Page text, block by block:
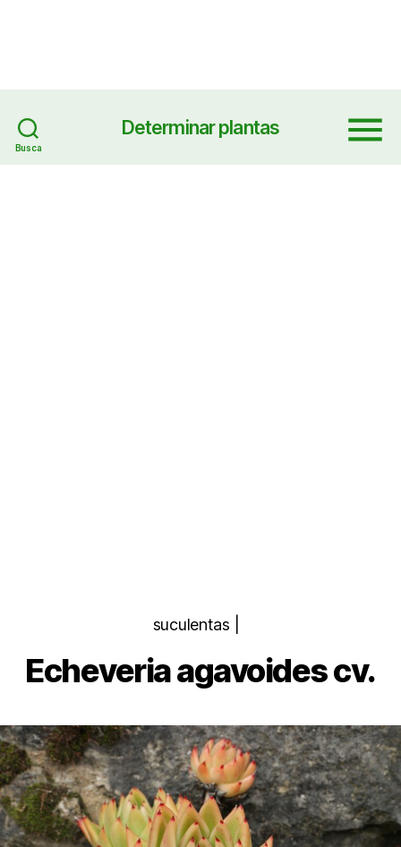
Busca
Determinar plantas Menu
Categorias
suculentas |
Echeveria agavoides cv.